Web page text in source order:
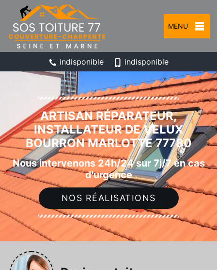
MENU
indisponible indisponible
ARTISAN RÉPARATEUR,
INSTALLATEUR DE VELUX
BOURRON MARLOTTE 77780
Nous intervenons 24h/24 sur 7j/7 en cas
d'urgence
NOS RÉALISATIONS